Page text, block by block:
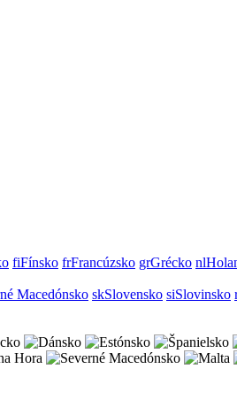
fiFínsko frFrancúzsko grGrécko nl
Macedónsko skSlovensko siSlovinsko